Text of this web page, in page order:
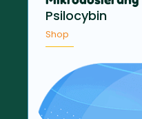
Psilocybin
Shop